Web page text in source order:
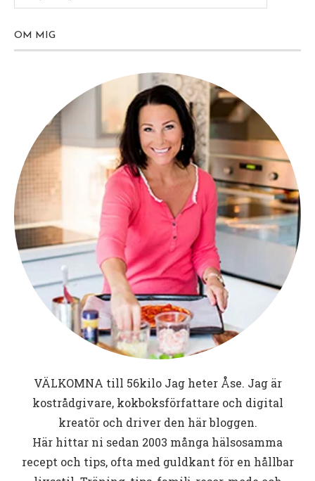
OM MIG
VÄLKOMNA till 56kiloJag heter Åse. Jag är
kostrådgivare, kokboksförfattare och digital
kreatör och driver den här bloggen.
Här hittar ni sedan 2003 många hälsosamma
recept och tips, ofta med guldkant för en hållbar